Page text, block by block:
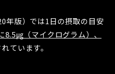
年版）では1日の摂取の目安
㎍（マイクログラム）、
ています。